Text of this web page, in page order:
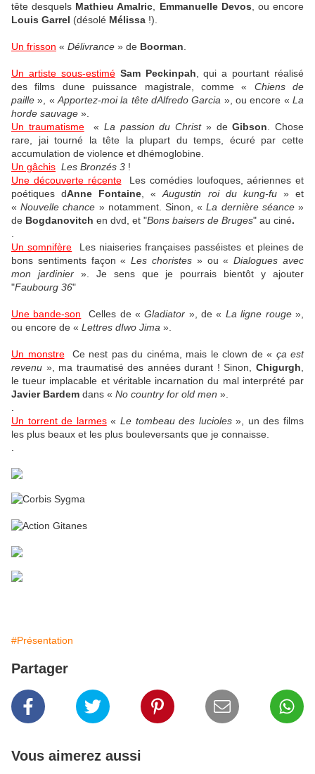
tête desquels Mathieu Amalric Emmanuelle Devos , ou encore
Louis Garrel (désolé Mélissa !).
Un frisson « Délivrance » de Boorman
Un artiste sous-estimé Sam Peckinpah , qui a pourtant réalisé
des films dune puissance magistrale, comme « Chiens de
paille », « Apportez-moi la tête dAlfredo Garcia », ou encore «La
horde sauvage ».
Un traumatisme« La passion du Christ» deGibson . Chose
rare, jai tourné la tête la plupart du temps, écuré par cette
accumulation de violence et dhémoglobine.
Un gâchis Les Bronzés 3 !
Une découverte récenteLes comédies loufoques, aériennes et
poétiques dAnne Fontaine , «Augustin roi du kung-fu» et
«Nouvelle chance » notamment. Sinon, «La dernière séance»
de Bogdanovitch en dvd, et "Bons baisers de Bruges" au ciné.
Un somnifère Les niaiseries françaises passéistes et pleines de
bons sentiments façon « Les choristes » ou «Dialogues avec
mon jardinier». Je sens que je pourrais bientôt y ajouter
"Faubourg 36"
Une bande-son Celles de «Gladiator », de « La ligne rouge»,
ou encore de « Lettres dIwo Jima ».
Un monstreCe nest pas du cinéma, mais le clown de « ça est
revenu », ma traumatisé des années durant ! Sinon, Chigurgh
le tueur implacable et véritable incarnation du mal interprété par
Javier Bardem dans « No country for old men ».
Un torrent de larmes« Le tombeau des lucioles», un des films
les plus beaux et les plus bouleversants que je connaisse.
#Présentation
Partager
Vous aimerez aussi